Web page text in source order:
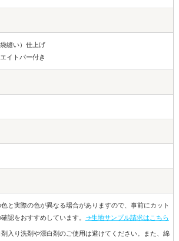
縫い）仕上げ
イトバー付き
と実際の色が異なる場合がありますので、事前にカット
認をおすすめしています。 →生地サンプル請求はこちら
入り洗剤や漂白剤のご使用は避けてください。また、綿